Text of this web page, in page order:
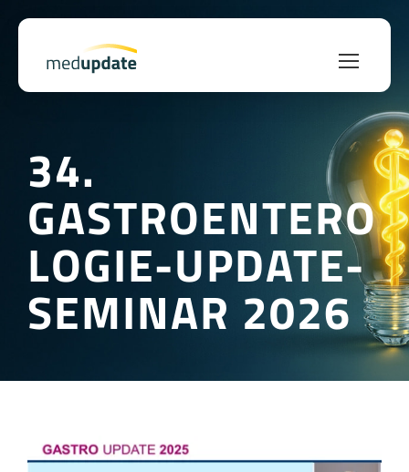
34.
GASTROENTERO
LOGIE-UPDATE-
SEMINAR 2026